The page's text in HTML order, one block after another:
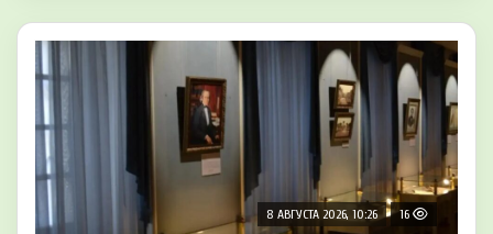
8 АВГУСТА 2026, 10:26 16